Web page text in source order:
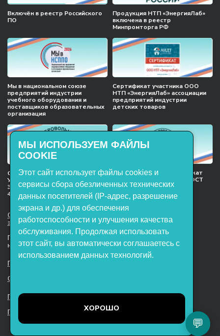
Включён в реестр Российского
ПО
Продукция НТП «ЭнергияЛаб»
включена в реестр
Минпромторга РФ
Мы в национальном союзе
предприятий индустрии
учебного оборудования и
поставщиков образовательных
организация
Сертификат участника ООО
НТП «ЭнергияЛаб» ассоциации
предприятий индустрии
детских товаров
Сертификат соответствия
Учебное оборудование, марки
ЭнергияЛаб ТУ 32.99.53–001–
47627947–2021 Серийный выпуск
Международный сертификат
менеджмента качества ГОСТ
ISO 9001:2015
ООО НТП «ЭнергияЛаб». Все права
защищены.
Представленная на сайте информация
не является публичной офертой
Пользовательское соглашение
Согласие на обработку персональных данных
Политика обработки файлов cookie
Политика конфиденциальности
МЫ ИСПОЛЬЗУЕМ ФАЙЛЫ
COOKIE
Этот сайт использует файлы cookies и
сервисы сбора обезличенных технических
данных посетителей (IP-адрес, разрешение
экрана и др.) для обеспечения
работоспособности и улучшения качества
обслуживания. Продолжая использовать
этот сайт, вы автоматически соглашаетесь с
использованием данных технологий.
ХОРОШО
💬